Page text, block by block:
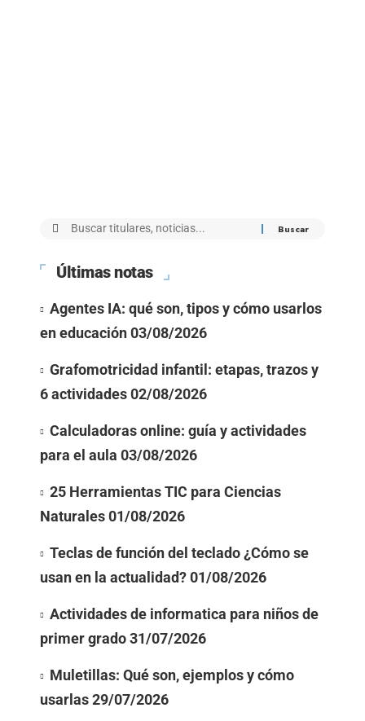
Últimas notas
Agentes IA: qué son, tipos y cómo usarlos
en educación03/08/2026
Grafomotricidad infantil: etapas, trazos y
6 actividades02/08/2026
Calculadoras online: guía y actividades
para el aula 03/08/2026
25 Herramientas TIC para Ciencias
Naturales01/08/2026
Teclas de función del teclado ¿Cómo se
usan en la actualidad?01/08/2026
Actividades de informatica para niños de
primer grado31/07/2026
Muletillas: Qué son, ejemplos y cómo
usarlas29/07/2026